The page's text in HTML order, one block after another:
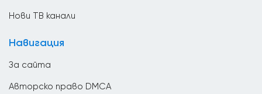
Нови ТВ канали
Навигация
За сайта
Авторско право DMCA